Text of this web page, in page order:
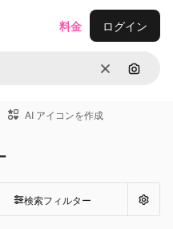
消去 画像で
料金 ログイン
AI アイコンを作成
検索フィルター